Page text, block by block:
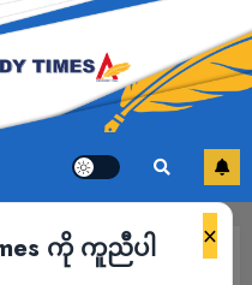
×
ကို ကူညီပါ